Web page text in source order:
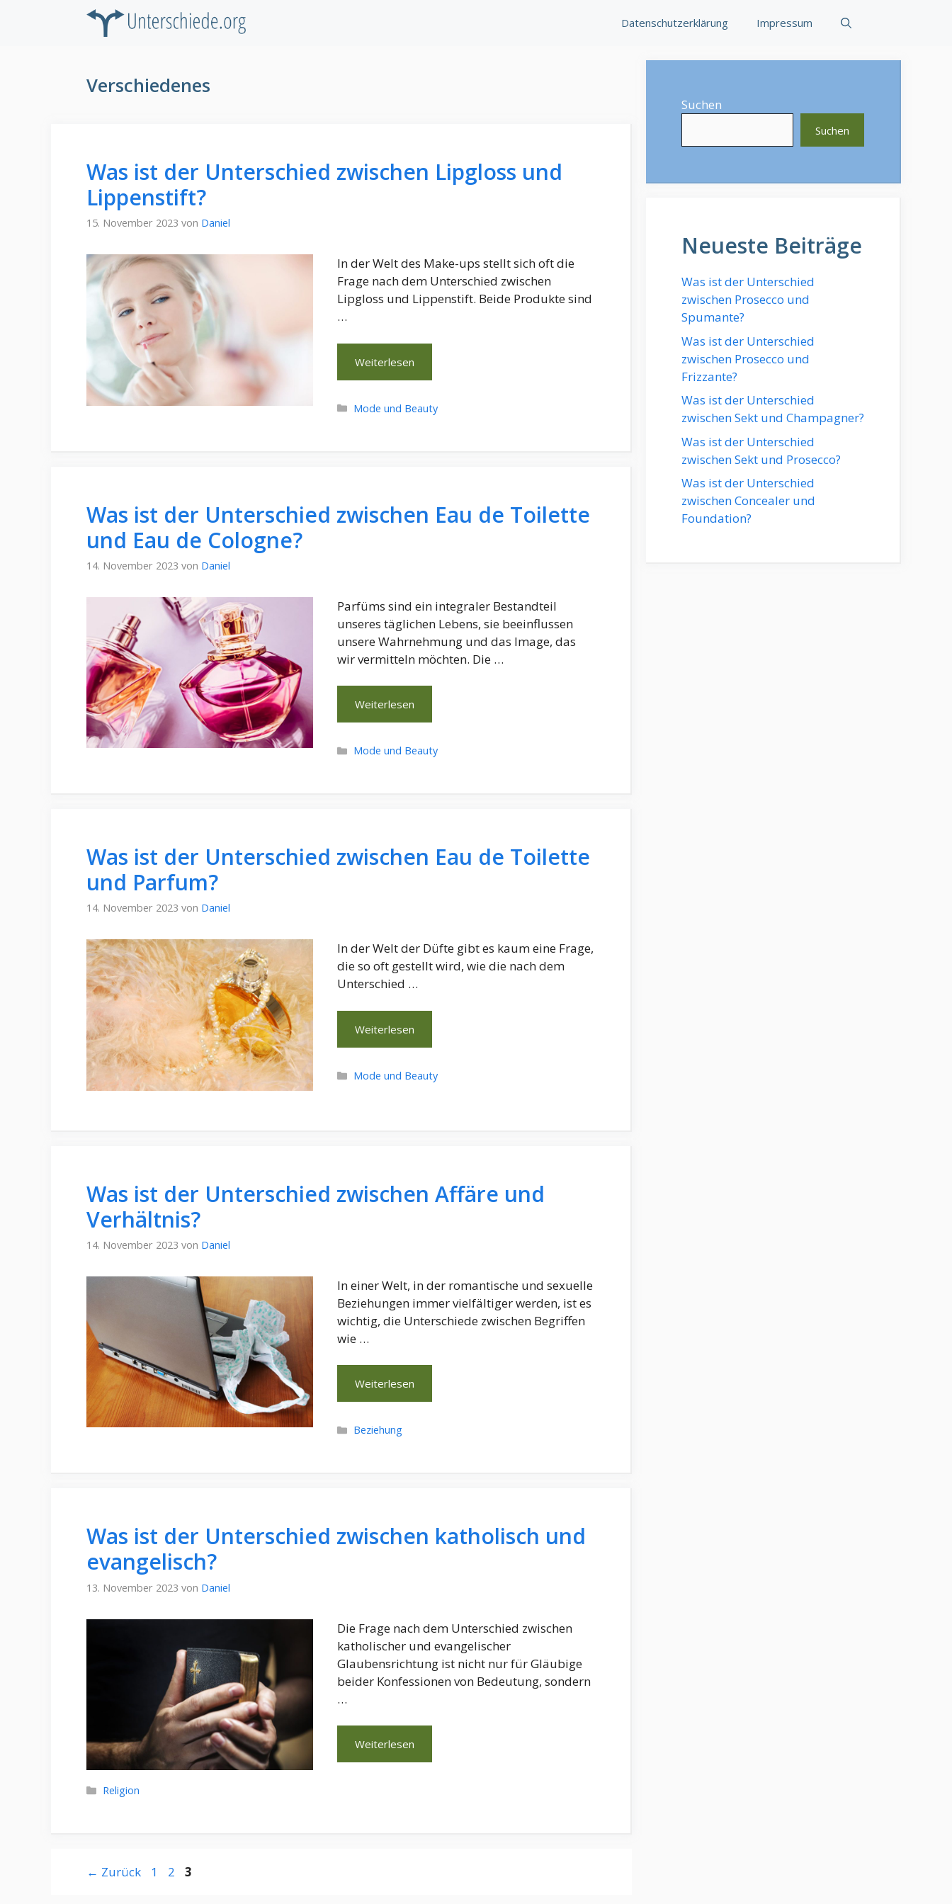
Datenschutzerklärung Impressum
Verschiedenes
Was ist der Unterschied zwischen Lipgloss und
Lippenstift?
15. November 2023 von Daniel
In der Welt des Make-ups stellt sich oft die
Frage nach dem Unterschied zwischen
Lipgloss und Lippenstift. Beide Produkte sind
…
Weiterlesen
Kategorien
Mode und Beauty
Was ist der Unterschied zwischen Eau de Toilette
und Eau de Cologne?
14. November 2023 von Daniel
Parfüms sind ein integraler Bestandteil
unseres täglichen Lebens, sie beeinflussen
unsere Wahrnehmung und das Image, das
wir vermitteln möchten. Die …
Weiterlesen
Kategorien
Mode und Beauty
Was ist der Unterschied zwischen Eau de Toilette
und Parfum?
14. November 2023 von Daniel
In der Welt der Düfte gibt es kaum eine Frage,
die so oft gestellt wird, wie die nach dem
Unterschied …
Weiterlesen
Kategorien
Mode und Beauty
Was ist der Unterschied zwischen Affäre und
Verhältnis?
14. November 2023 von Daniel
In einer Welt, in der romantische und sexuelle
Beziehungen immer vielfältiger werden, ist es
wichtig, die Unterschiede zwischen Begriffen
wie …
Weiterlesen
Kategorien
Beziehung
Was ist der Unterschied zwischen katholisch und
evangelisch?
13. November 2023 von Daniel
Die Frage nach dem Unterschied zwischen
katholischer und evangelischer
Glaubensrichtung ist nicht nur für Gläubige
beider Konfessionen von Bedeutung, sondern
…
Weiterlesen
Kategorien
Religion
← Zurück Seite
1 Seite
2 Seite
3
Suchen
Suchen
Neueste Beiträge
Was ist der Unterschied
zwischen Prosecco und
Spumante?
Was ist der Unterschied
zwischen Prosecco und
Frizzante?
Was ist der Unterschied
zwischen Sekt und Champagner?
Was ist der Unterschied
zwischen Sekt und Prosecco?
Was ist der Unterschied
zwischen Concealer und
Foundation?